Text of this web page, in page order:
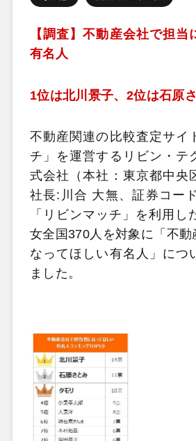
【調査】不動産会社で担当
有名人
1位は北川景子、2位は石原
不動産関連の比較査定サイ
チ」を運営するリビン・テ
式会社（本社：東京都中央
社長:川合 大無、証券コー
「リビンマッチ」を利用し
女全国370人を対象に「不動
なってほしい有名人」につ
ました。